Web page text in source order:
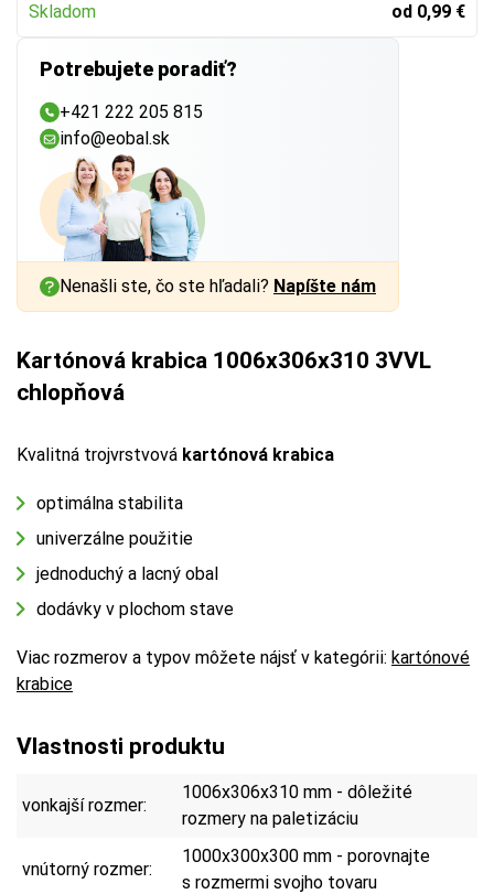
Skladom od 0,99 €
Potrebujete poradiť?
+421 222 205 815
info@eobal.sk
Nenašli ste, čo ste hľadali? Napíšte nám
Kartónová krabica 1006x306x310 3VVL
chlopňová
Kvalitná trojvrstvová kartónová krabica
optimálna stabilita
univerzálne použitie
jednoduchý a lacný obal
dodávky v plochom stave
Viac rozmerov a typov môžete nájsť v kategórii: kartónové
krabice
Vlastnosti produktu
vonkajší rozmer:
1006x306x310 mm - dôležité
rozmery na paletizáciu
vnútorný rozmer:
1000x300x300 mm - porovnajte
s rozmermi svojho tovaru